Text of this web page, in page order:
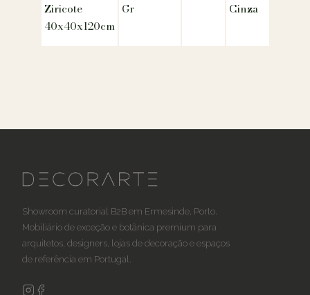
Ziricote
40x40x120cm
Gr
Cinza
Showroom curatorial B2B em Ermesinde, Porto.
Mobiliário de exceção e botânica premium para
arquitetos, designers, lojas de decoração e espaços
de referência em Portugal.